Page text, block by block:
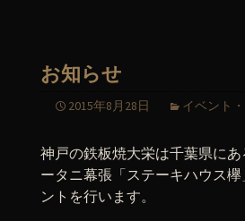
お知らせ
2015年8月28日 イベント
神戸の鉄板焼大栄は千葉県に
ータニ幕張「ステーキハウス
ントを行います。